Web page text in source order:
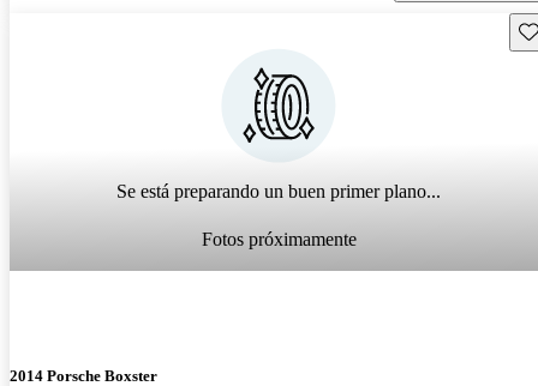
Se está preparando un buen primer plano...
Fotos próximamente
2014 Porsche Boxster